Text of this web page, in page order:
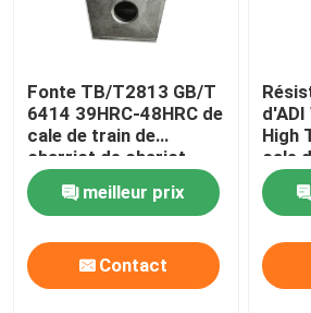
Équipement relatif ferroviaire
Valve de freinage ferroviaire
Parties de voie ferrée
Fonte TB/T2813 GB/T
6414 39HRC-48HRC de
cale de train de
charriot de chariot
meilleur prix
Contact
High
cale